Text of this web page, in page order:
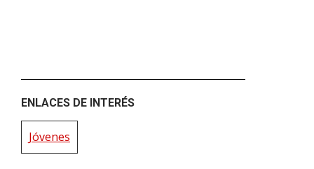
ENLACES DE INTERÉS
Jóvenes